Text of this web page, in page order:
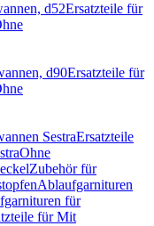
d52Ersatzteile für
d90Ersatzteile für
SestraErsatzteile
Ohne
Zubehör für
Ablaufgarnituren
für
für Mit